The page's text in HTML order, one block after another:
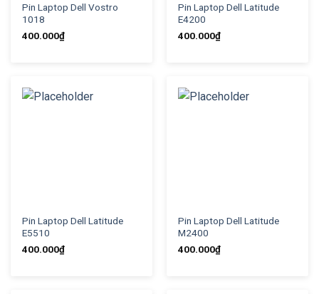
Pin Laptop Dell Vostro
1018
400.000₫
Pin Laptop Dell Latitude
E4200
400.000₫
Pin Laptop Dell Latitude
E5510
400.000₫
Pin Laptop Dell Latitude
M2400
400.000₫